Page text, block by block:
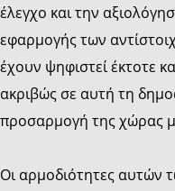
έλεγχο και την
εφαρμογής των
έχουν ψηφιστεί έκτοτε
ακριβώς σε αυτή τη
προσαρμογή της χώρας
Οι αρμοδιότητες αυτών